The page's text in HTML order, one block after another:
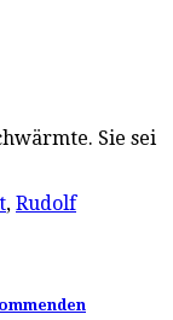
Sie sei
, Rudolf